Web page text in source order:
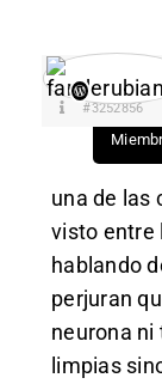
#3252856
una de las
visto entre
hablando
perjuran
neurona ni
limpias